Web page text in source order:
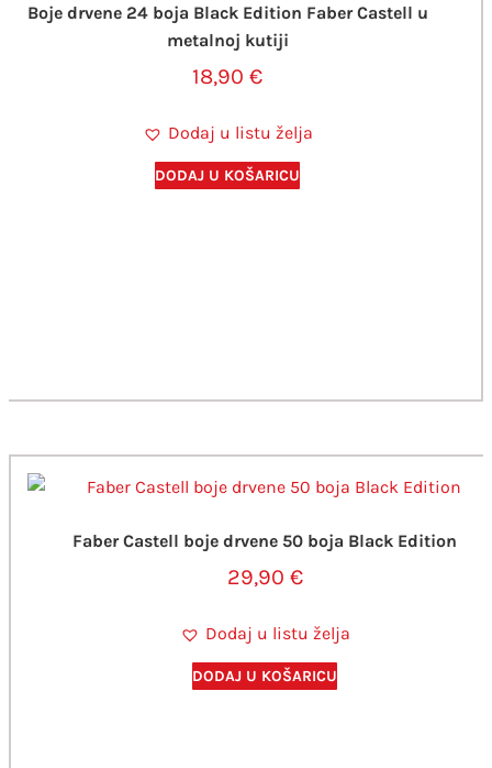
Boje drvene 24 boja Black Edition Faber Castell u
metalnoj kutiji
18,90 €
Dodaj u listu želja
DODAJ U KOŠARICU
Faber Castell boje drvene 50 boja Black Edition
29,90 €
Dodaj u listu želja
DODAJ U KOŠARICU